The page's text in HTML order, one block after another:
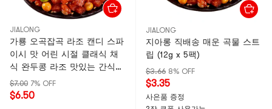
JIALONG
가룡 오곡잡곡 라조 캔디 스파
이시 맛 어린 시절 클래식 채
식 완두콩 라조 맛있는 간식
(캔디 스파이시 맛) 16g*10개
$7.00 7% OFF
$6.50
JIALONG
지아롱 직배송 매운 곡물 스트
립 (12g x 5팩)
$3.66 8% OFF
$3.35
사은품 증정